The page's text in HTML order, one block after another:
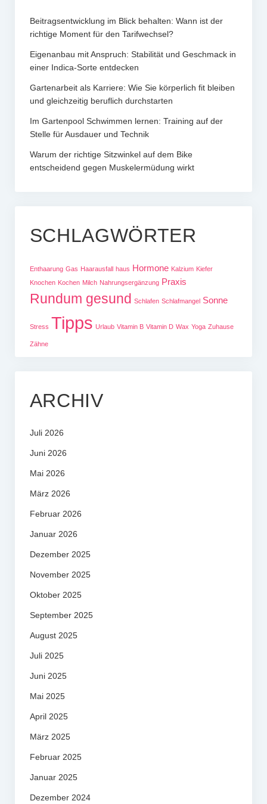
Beitragsentwicklung im Blick behalten: Wann ist der
richtige Moment für den Tarifwechsel?
Eigenanbau mit Anspruch: Stabilität und Geschmack in
einer Indica-Sorte entdecken
Gartenarbeit als Karriere: Wie Sie körperlich fit bleiben
und gleichzeitig beruflich durchstarten
Im Gartenpool Schwimmen lernen: Training auf der
Stelle für Ausdauer und Technik
Warum der richtige Sitzwinkel auf dem Bike
entscheidend gegen Muskelermüdung wirkt
SCHLAGWÖRTER
Enthaarung Gas Haarausfall haus Hormone Kalzium Kiefer
Knochen Kochen Milch Nahrungsergänzung Praxis
Rundum gesund Schlafen Schlafmangel Sonne
Stress Tipps Urlaub Vitamin B Vitamin D Wax Yoga Zuhause
Zähne
ARCHIV
Juli 2026
Juni 2026
Mai 2026
März 2026
Februar 2026
Januar 2026
Dezember 2025
November 2025
Oktober 2025
September 2025
August 2025
Juli 2025
Juni 2025
Mai 2025
April 2025
März 2025
Februar 2025
Januar 2025
Dezember 2024